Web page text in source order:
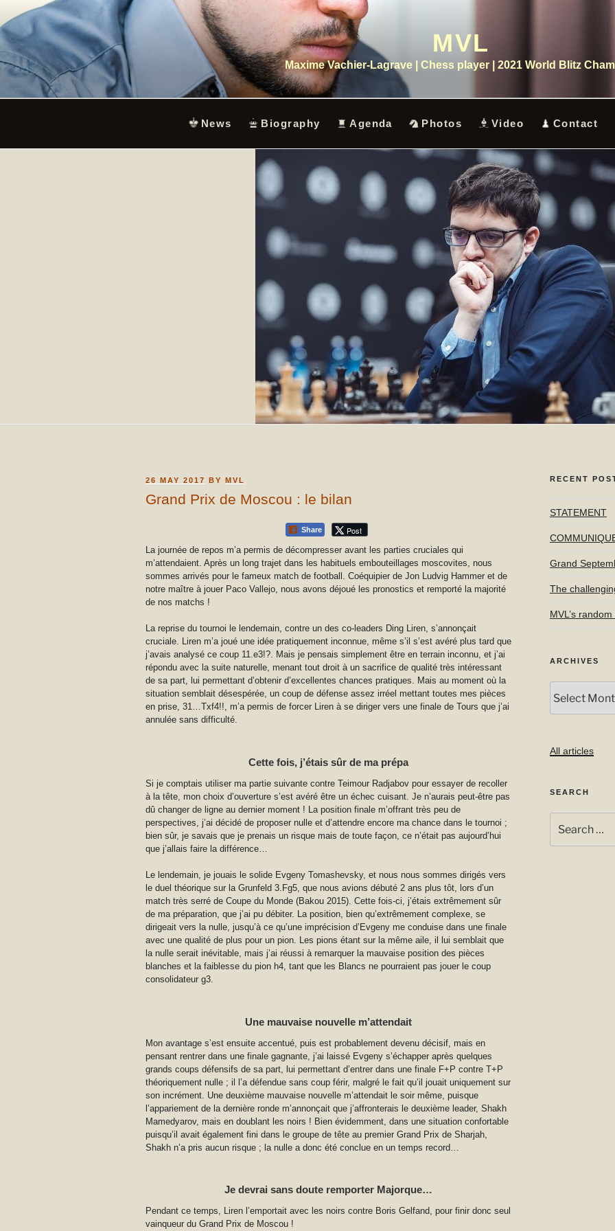
to
content
MVL
Maxime Vachier-Lagrave | Chess player | 2021 World Blitz
News Biography Agenda Photos Video Contact
POSTED
26 MAY 2017 BY MVL
Grand Prix de Moscou : le bilan
Share Post
La journée de repos m’a permis de décompresser avant les parties cruciales qui
m’attendaient. Après un long trajet dans les habituels embouteillages moscovites, nous
sommes arrivés pour le fameux match de football. Coéquipier de Jon Ludvig Hammer et de
notre maître à jouer Paco Vallejo, nous avons déjoué les pronostics et remporté la majorité
de nos matchs !
La reprise du tournoi le lendemain, contre un des co-leaders Ding Liren, s’annonçait
cruciale. Liren m’a joué une idée pratiquement inconnue, même s’il s’est avéré plus tard que
j’avais analysé ce coup 11.e3!?. Mais je pensais simplement être en terrain inconnu, et j’ai
répondu avec la suite naturelle, menant tout droit à un sacrifice de qualité très intéressant
de sa part, lui permettant d’obtenir d’excellentes chances pratiques. Mais au moment où la
situation semblait désespérée, un coup de défense assez irréel mettant toutes mes pièces
en prise, 31…Txf4!!, m’a permis de forcer Liren à se diriger vers une finale de Tours que j’ai
annulée sans difficulté.
Cette fois, j’étais sûr de ma prépa
Si je comptais utiliser ma partie suivante contre Teimour Radjabov pour essayer de recoller
à la tête, mon choix d’ouverture s’est avéré être un échec cuisant. Je n’aurais peut-être pas
dû changer de ligne au dernier moment ! La position finale m’offrant très peu de
perspectives, j’ai décidé de proposer nulle et d’attendre encore ma chance dans le tournoi ;
bien sûr, je savais que je prenais un risque mais de toute façon, ce n’était pas aujourd’hui
que j’allais faire la différence…
Le lendemain, je jouais le solide Evgeny Tomashevsky, et nous nous sommes dirigés vers
le duel théorique sur la Grunfeld 3.Fg5, que nous avions débuté 2 ans plus tôt, lors d’un
match très serré de Coupe du Monde (Bakou 2015). Cette fois-ci, j’étais extrêmement sûr
de ma préparation, que j’ai pu débiter. La position, bien qu’extrêmement complexe, se
dirigeait vers la nulle, jusqu’à ce qu’une imprécision d’Evgeny me conduise dans une finale
avec une qualité de plus pour un pion. Les pions étant sur la même aile, il lui semblait que
la nulle serait inévitable, mais j’ai réussi à remarquer la mauvaise position des pièces
blanches et la faiblesse du pion h4, tant que les Blancs ne pourraient pas jouer le coup
consolidateur g3.
Une mauvaise nouvelle m’attendait
Mon avantage s’est ensuite accentué, puis est probablement devenu décisif, mais en
pensant rentrer dans une finale gagnante, j’ai laissé Evgeny s’échapper après quelques
grands coups défensifs de sa part, lui permettant d’entrer dans une finale F+P contre T+P
théoriquement nulle ; il l’a défendue sans coup férir, malgré le fait qu’il jouait uniquement sur
son incrément. Une deuxième mauvaise nouvelle m’attendait le soir même, puisque
l’appariement de la dernière ronde m’annonçait que j’affronterais le deuxième leader, Shakh
Mamedyarov, mais en doublant les noirs ! Bien évidemment, dans une situation confortable
puisqu’il avait également fini dans le groupe de tête au premier Grand Prix de Sharjah,
Shakh n’a pris aucun risque ; la nulle a donc été conclue en un temps record…
Je devrai sans doute remporter Majorque…
Pendant ce temps, Liren l’emportait avec les noirs contre Boris Gelfand, pour finir donc seul
vainqueur du Grand Prix de Moscou !
RECENT
STATEMENT
Grand
The
MVL’s
ARCHIVES
All articles
SEARCH
for: